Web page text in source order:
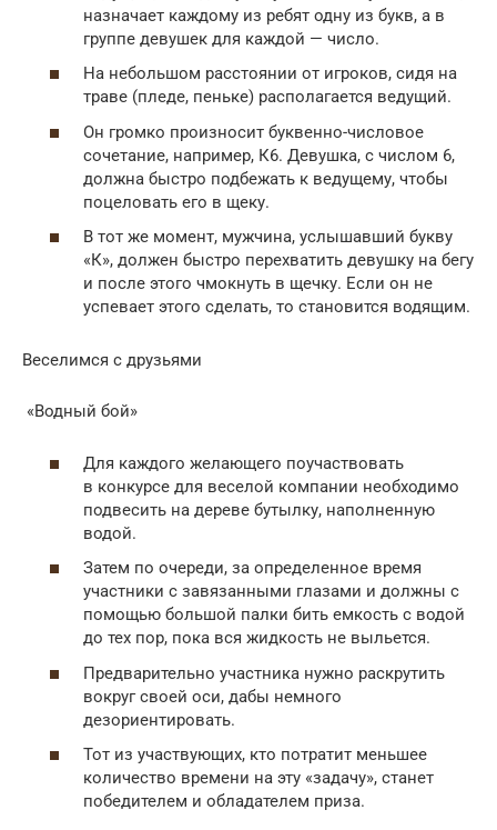
назначает каждому из ребят одну из букв, а в
группе девушек для каждой — число.
На небольшом расстоянии от игроков, сидя на
траве (пледе, пеньке) располагается ведущий.
Он громко произносит буквенно-числовое
сочетание, например, К6. Девушка, с числом 6,
должна быстро подбежать к ведущему, чтобы
поцеловать его в щеку.
В тот же момент, мужчина, услышавший букву
«К», должен быстро перехватить девушку на бегу
и после этого чмокнуть в щечку. Если он не
успевает этого сделать, то становится водящим.
Веселимся с друзьями
«Водный бой»
Для каждого желающего поучаствовать
в конкурсе для веселой компании необходимо
подвесить на дереве бутылку, наполненную
водой.
Затем по очереди, за определенное время
участники с завязанными глазами и должны с
помощью большой палки бить емкость с водой
до тех пор, пока вся жидкость не выльется.
Предварительно участника нужно раскрутить
вокруг своей оси, дабы немного
дезориентировать.
Тот из участвующих, кто потратит меньшее
количество времени на эту «задачу», станет
победителем и обладателем приза.